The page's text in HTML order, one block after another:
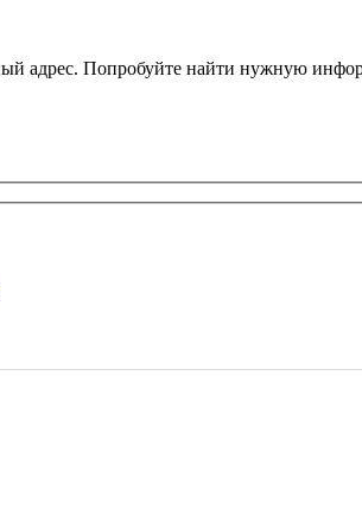
адрес. Попробуйте найти нужную